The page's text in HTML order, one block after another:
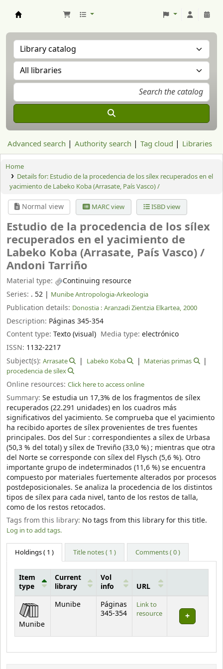
Advanced search Authority search Tag cloud Libraries
Home
Details for: Estudio de la procedencia de los sílex recuperados en el
yacimiento de Labeko Koba (Arrasate, País Vasco) /
Normal view MARC view ISBD view
Estudio de la procedencia de los sílex
recuperados en el yacimiento de
Labeko Koba (Arrasate, País Vasco) /
Andoni Tarriño
Material type:
Continuing resource
Series: . 52 | Munibe Antropologia-Arkeologia
Publication details: Donostia : Aranzadi Zientzia Elkartea, 2000
Description: Páginas 345-354
Content type: Texto (visual) Media type:electrónico
ISSN: 1132-2217
Subject(s): Arrasate Labeko Koba
Materias primas
procedencia de sílex
Online resources: Click here to access online
Summary: Se estudia un 17,3% de los fragmentos de sílex
recuperados (22.291 unidades) en los cuadros más
significativos del yacimiento. Se comprueba que el yacimiento
ha recibido aportes de sílex provenientes de tres fuentes
principales. Dos del Sur : correspondientes a sílex de Urbasa
(50,3 % del total) y sílex de Treviño (33,0 %) ; mientras que otra
del Norte se corresponde con sílex del Flysch (5,6 %). Otro
importante grupo de indeterminados (11,6 %) se encuentra
compuesto por materiales fuertemente alterados por procesos
postdeposicionales. Se analiza la procedencia de los distintos
tipos de sílex para cada nivel, tanto de los restos de talla,
como de los restos retocados.
Tags from this library: No tags from this library for this title.
Log in to add tags.
Holdings( 1 ) Title notes ( 1 ) Comments ( 0 )
Holdings
Item
type
Current
library
Vol
info
URL
Munibe
Munibe
Páginas
345-354
Link to
resource